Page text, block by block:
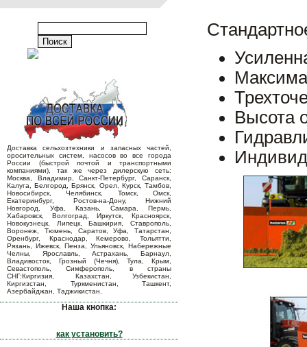
Доставка сельхозтехники и запасных частей,
оросительных систем, насосов во все города
России (быстрой почтой и транспортными
компаниями), так же через дилерскую сеть:
Москва, Владимир, Санкт-Петербург, Саранск,
Калуга, Белгород, Брянск, Орел, Курск, Тамбов,
Новосибирск, Челябинск, Томск, Омск,
Екатеринбург, Ростов-на-Дону, Нижний
Новгород, Уфа, Казань, Самара, Пермь,
Хабаровск, Волгоград, Иркутск, Красноярск,
Новокузнецк, Липецк, Башкирия, Ставрополь,
Воронеж, Тюмень, Саратов, Уфа, Татарстан,
Оренбург, Краснодар, Кемерово, Тольятти,
Рязань, Ижевск, Пенза, Ульяновск, Набережные
Челны, Ярославль, Астрахань, Барнаул,
Владивосток, Грозный (Чечня), Тула, Крым,
Севастополь, Симферополь, в страны
СНГ:Киргизия, Казахстан, Узбекистан,
Киргизстан, Туркменистан, Ташкент,
Азербайджан, Таджикистан.
Наша кнопка:
как установить?
Высота